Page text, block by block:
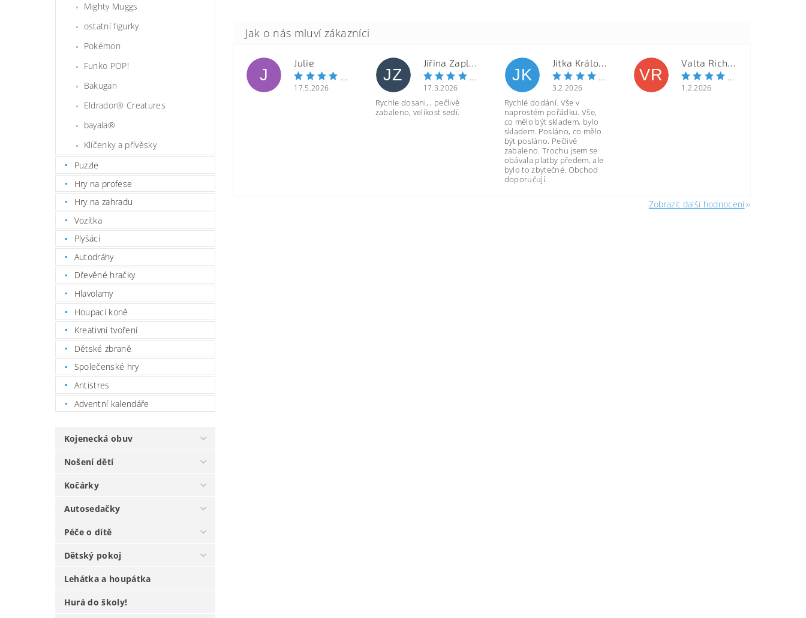
Mighty Muggs
ostatní figurky
Pokémon
Funko POP!
Bakugan
Eldrador® Creatures
bayala®
Klíčenky a přívěsky
Puzzle
Hry na profese
Hry na zahradu
Vozítka
Plyšáci
Autodráhy
Dřevěné hračky
Hlavolamy
Houpací koně
Kreativní tvoření
Dětské zbraně
Společenské hry
Antistres
Adventní kalendáře
Kojenecká obuv
Nošení dětí
Kočárky
Autosedačky
Péče o dítě
Dětský pokoj
Lehátka a houpátka
Hurá do školy!
J
Julie
17.5.2026
JZ
Jiřina Zapletalová
17.3.2026
Rychle dosani, , pečlivě
zabaleno, velikost sedí.
JK
Jitka Královcová
3.2.2026
Rychlé dodání. Vše v
naprostém pořádku. Vše,
co mělo být skladem, bylo
skladem. Posláno, co mělo
být posláno. Pečlivě
zabaleno. Trochu jsem se
obávala platby předem, ale
bylo to zbytečné. Obchod
doporučuji.
VR
Valta Richard
1.2.2026
Zobrazit další hodnocení